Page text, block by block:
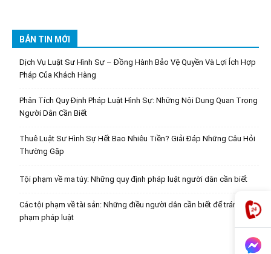
BẢN TIN MỚI
Dịch Vụ Luật Sư Hình Sự – Đồng Hành Bảo Vệ Quyền Và Lợi Ích Hợp
Pháp Của Khách Hàng
Phân Tích Quy Định Pháp Luật Hình Sự: Những Nội Dung Quan Trọng
Người Dân Cần Biết
Thuê Luật Sư Hình Sự Hết Bao Nhiêu Tiền? Giải Đáp Những Câu Hỏi
Thường Gặp
Tội phạm về ma túy: Những quy định pháp luật người dân cần biết
Các tội phạm về tài sản: Những điều người dân cần biết để tránh vi
phạm pháp luật